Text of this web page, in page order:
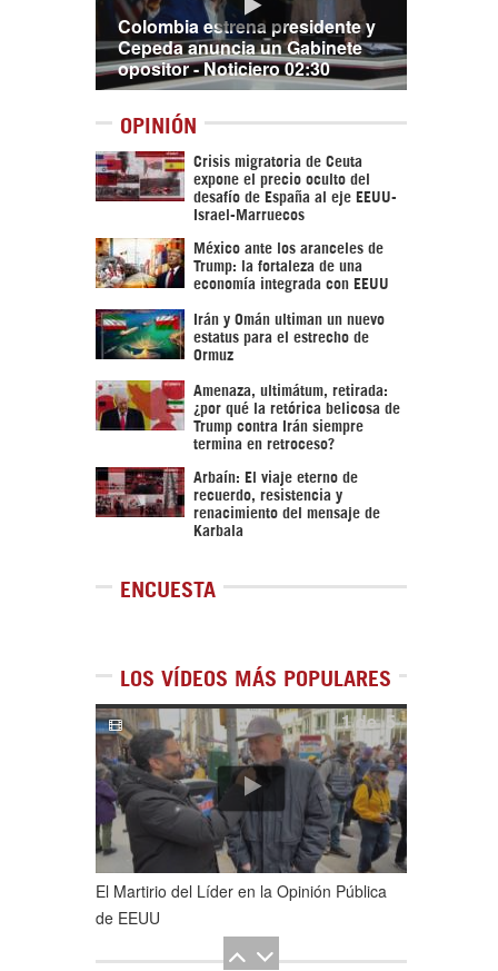
Colombia estrena presidente y
Cepeda anuncia un Gabinete
opositor - Noticiero 02:30
OPINIÓN
Crisis migratoria de Ceuta
expone el precio oculto del
desafío de España al eje EEUU-
Israel-Marruecos
México ante los aranceles de
Trump: la fortaleza de una
economía integrada con EEUU
Irán y Omán ultiman un nuevo
estatus para el estrecho de
Ormuz
Amenaza, ultimátum, retirada:
¿por qué la retórica belicosa de
Trump contra Irán siempre
termina en retroceso?
Arbaín: El viaje eterno de
recuerdo, resistencia y
renacimiento del mensaje de
Karbala
ENCUESTA
LOS VÍDEOS MÁS POPULARES
1de5
El Martirio del Líder en la Opinión Pública
de EEUU